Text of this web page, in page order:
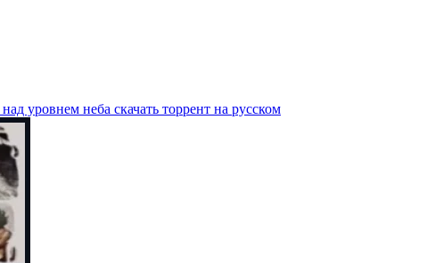
уровнем неба скачать торрент на русском